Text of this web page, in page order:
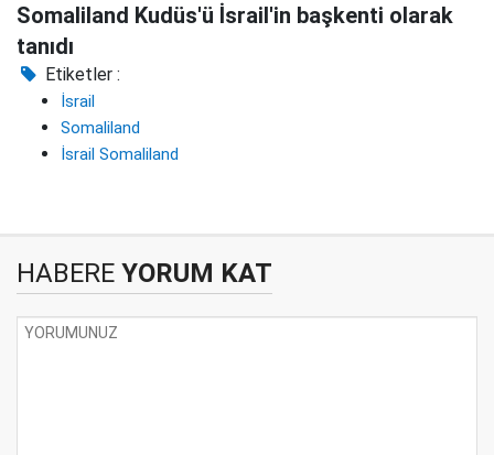
Somaliland Kudüs'ü İsrail'in başkenti olarak
tanıdı
Etiketler :
İsrail
Somaliland
İsrail Somaliland
HABERE YORUM KAT